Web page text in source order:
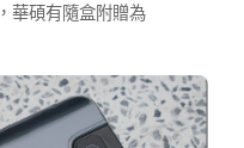
華碩有隨盒附贈為